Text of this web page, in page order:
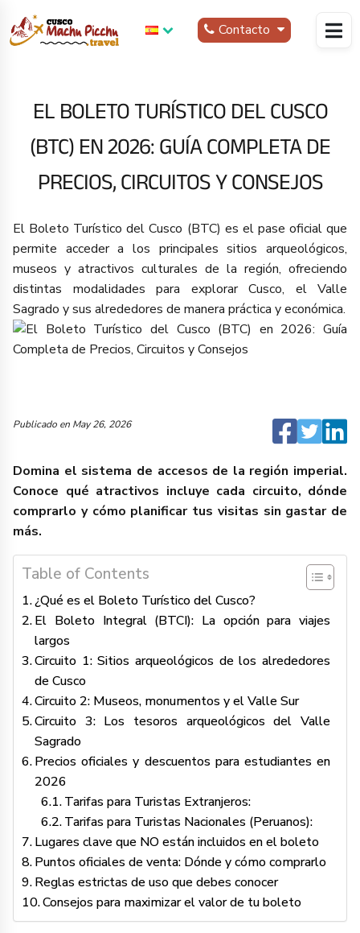
Contacto
EL BOLETO TURÍSTICO DEL CUSCO
(BTC) EN 2026: GUÍA COMPLETA DE
PRECIOS, CIRCUITOS Y CONSEJOS
El Boleto Turístico del Cusco (BTC) es el pase oficial que
permite acceder a los principales sitios arqueológicos,
museos y atractivos culturales de la región, ofreciendo
distintas modalidades para explorar Cusco, el Valle
Sagrado y sus alrededores de manera práctica y económica.
Publicado en May 26, 2026
Domina el sistema de accesos de la región imperial.
Conoce qué atractivos incluye cada circuito, dónde
comprarlo y cómo planificar tus visitas sin gastar de
más.
Table of Contents
¿Qué es el Boleto Turístico del Cusco?
El Boleto Integral (BTCI): La opción para viajes
largos
Circuito 1: Sitios arqueológicos de los alrededores
de Cusco
Circuito 2: Museos, monumentos y el Valle Sur
Circuito 3: Los tesoros arqueológicos del Valle
Sagrado
Precios oficiales y descuentos para estudiantes en
2026
Tarifas para Turistas Extranjeros:
Tarifas para Turistas Nacionales (Peruanos):
Lugares clave que NO están incluidos en el boleto
Puntos oficiales de venta: Dónde y cómo comprarlo
Reglas estrictas de uso que debes conocer
Consejos para maximizar el valor de tu boleto